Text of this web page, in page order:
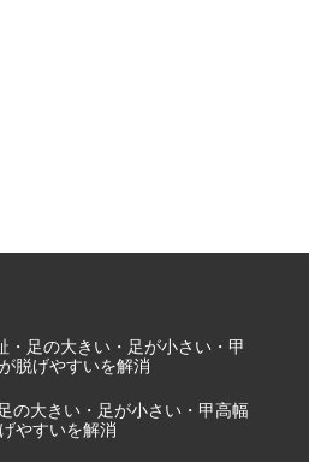
・足の大きい・足が小さい・甲
脱げやすいを解消
の大きい・足が小さい・甲高幅
やすいを解消